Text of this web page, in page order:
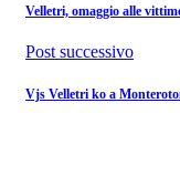
Velletri, omaggio alle
Post successivo
Vjs Velletri ko a